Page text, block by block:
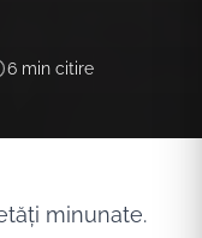
6 min citire
minunate.